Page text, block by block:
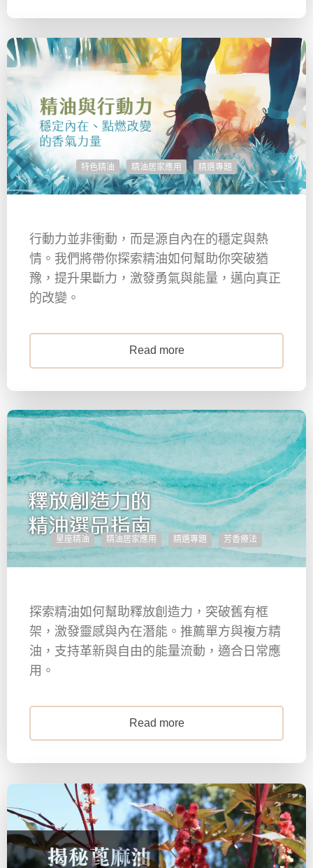
特色精油 精油居家應用 精選專題
行動力並非衝動，而是源自內在的穩定與熱
情。我們將帶你探索精油如何幫助你突破猶
豫，提升果斷力，激發勇氣與能量，邁向真正
的改變。
Read more
星座精油 精油居家應用 精選專題 芳香療法
探索精油如何幫助釋放創造力，突破舊有框
架，激發靈感與內在潛能。推薦單方與複方精
油，支持革新與自由的能量流動，適合日常應
用。
Read more